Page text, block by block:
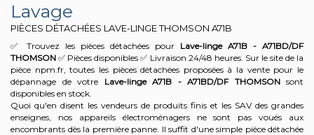
Lavage
PIÈCES DÉTACHÉES LAVE-LINGE THOMSON A71B
✅ Trouvez les pièces détachées pour Lave-linge A71B - A71BD/DF
THOMSON✅ Pièces disponibles ✅ Livraison 24/48 heures. Sur le site de la
pièce npm.fr, toutes les pièces détachées proposées à la vente pour le
dépannage de votre Lave-linge A71B - A71BD/DF THOMSONsont
disponibles en stock.
Quoi qu'en disent les vendeurs de produits finis et les SAV des grandes
enseignes, nos appareils électroménagers ne sont pas voués aux
encombrants dès la première panne. Il suffit d'une simple pièce détachée